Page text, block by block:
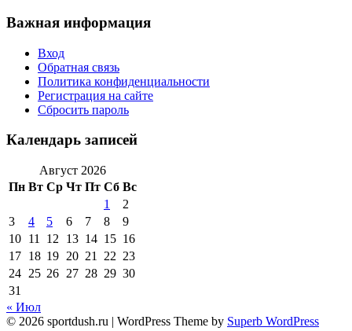
Важная информация
Вход
Обратная связь
Политика конфиденциальности
Регистрация на сайте
Сбросить пароль
Календарь записей
Август 2026
Пн Вт Ср Чт Пт Сб Вс
1
2
3
4 5 6 7 8
9
10 11 12 13 14 15 16
17 18 19 20 21 22 23
24 25 26 27 28 29 30
31
« Июл
© 2026 sportdush.ru | WordPress Theme by Superb WordPress